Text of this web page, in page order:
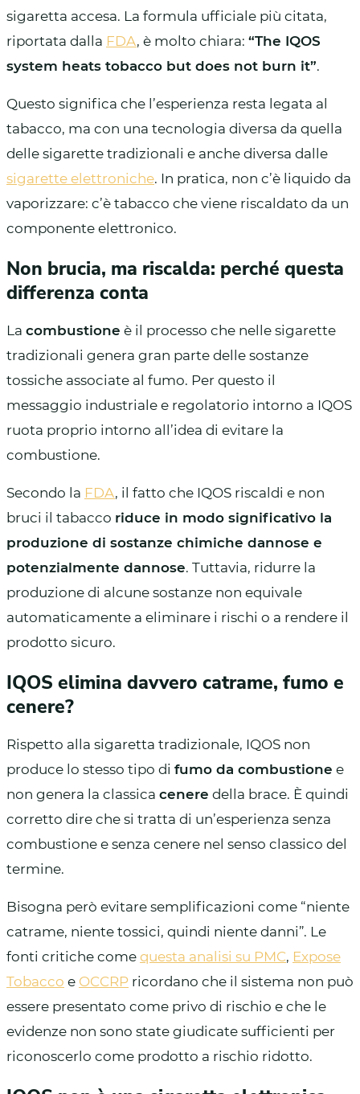
sigaretta accesa. La formula ufficiale più citata,
riportata dalla FDA, è molto chiara: “The IQOS
system heats tobacco but does not burn it”.
Questo significa che l’esperienza resta legata al
tabacco, ma con una tecnologia diversa da quella
delle sigarette tradizionali e anche diversa dalle
sigarette elettroniche. In pratica, non c’è liquido da
vaporizzare: c’è tabacco che viene riscaldato da un
componente elettronico.
Non brucia, ma riscalda: perché questa
differenza conta
La combustione è il processo che nelle sigarette
tradizionali genera gran parte delle sostanze
tossiche associate al fumo. Per questo il
messaggio industriale e regolatorio intorno a IQOS
ruota proprio intorno all’idea di evitare la
combustione.
Secondo la FDA, il fatto che IQOS riscaldi e non
bruci il tabacco riduce in modo significativo la
produzione di sostanze chimiche dannose e
potenzialmente dannose. Tuttavia, ridurre la
produzione di alcune sostanze non equivale
automaticamente a eliminare i rischi o a rendere il
prodotto sicuro.
IQOS elimina davvero catrame, fumo e
cenere?
Rispetto alla sigaretta tradizionale, IQOS non
produce lo stesso tipo di fumo da combustione e
non genera la classica cenere della brace. È quindi
corretto dire che si tratta di un’esperienza senza
combustione e senza cenere nel senso classico del
termine.
Bisogna però evitare semplificazioni come “niente
catrame, niente tossici, quindi niente danni”. Le
fonti critiche come questa analisi su PMC, Expose
Tobacco e OCCRP ricordano che il sistema non può
essere presentato come privo di rischio e che le
evidenze non sono state giudicate sufficienti per
riconoscerlo come prodotto a rischio ridotto.